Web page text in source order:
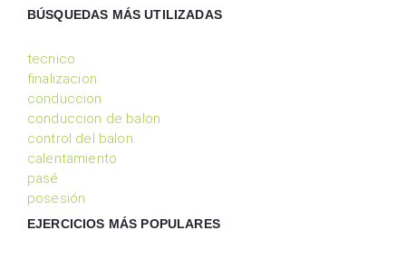
BÚSQUEDAS MÁS UTILIZADAS
tecnico
finalizacion
conduccion
conduccion de balon
control del balon
calentamiento
pasé
posesión
EJERCICIOS MÁS POPULARES